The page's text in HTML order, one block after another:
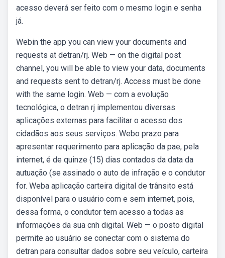
acesso deverá ser feito com o mesmo login e senha
já.
Webin the app you can view your documents and
requests at detran/rj. Web — on the digital post
channel, you will be able to view your data, documents
and requests sent to detran/rj. Access must be done
with the same login. Web — com a evolução
tecnológica, o detran rj implementou diversas
aplicações externas para facilitar o acesso dos
cidadãos aos seus serviços. Webo prazo para
apresentar requerimento para aplicação da pae, pela
internet, é de quinze (15) dias contados da data da
autuação (se assinado o auto de infração e o condutor
for. Weba aplicação carteira digital de trânsito está
disponível para o usuário com e sem internet, pois,
dessa forma, o condutor tem acesso a todas as
informações da sua cnh digital. Web — o posto digital
permite ao usuário se conectar com o sistema do
detran para consultar dados sobre seu veículo, carteira